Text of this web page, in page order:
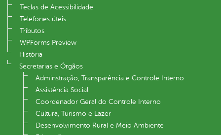
Teclas de Acessibilidade
Telefones úteis
Tributos
WPForms Preview
História
Secretarias e Órgãos
Adminstração, Transparência e Controle Interno
Assistência Social
Coordenador Geral do Controle Interno
Cultura, Turismo e Lazer
Desenvolvimento Rural e Meio Ambiente